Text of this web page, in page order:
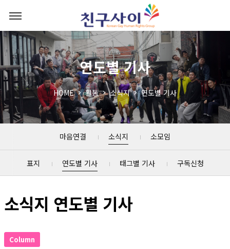
연도별 기사
HOME 활동 소식지 연도별 기사
마음연결 소식지 소모임
표지 연도별 기사 태그별 기사 구독신청
소식지 연도별 기사
Column